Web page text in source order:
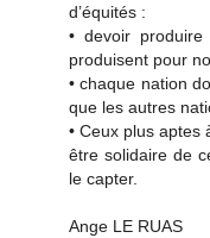
d’équités :
• devoir
produisent pour
• chaque nation
que les autres
• Ceux plus aptes
être solidaire de
le capter.
Ange LE RUAS